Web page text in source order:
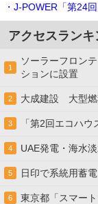
・J-POWER「第24
アクセスランキ
1
ソーラーフロン
ションに設置
2 大成建設 大型燃
3 「第2回エコハ
4 UAE発電・海水
5 日印で系統用蓄
6 東京都「スマー